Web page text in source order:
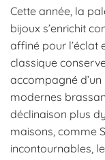
Cette année, la
bijoux s’enrichit
affiné pour l’éclat
classique
accompagné
modernes
déclinaison plus
maisons, comme
incontournables,